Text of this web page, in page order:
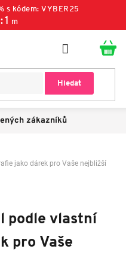
s kódem: VYBER25
:1 m
Hledat
zákazníků
jako dárek pro Vaše nejbližší
podle vlastní
pro Vaše